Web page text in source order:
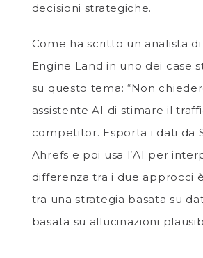
decisioni strategiche.
Come ha scritto un analista di
Engine Land in uno dei case
su questo tema: “Non
assistente AI di stimare il
competitor. Esporta i dati da
Ahrefs e poi usa l’AI per
differenza tra i due approcci
tra una strategia basata su
basata su allucinazioni